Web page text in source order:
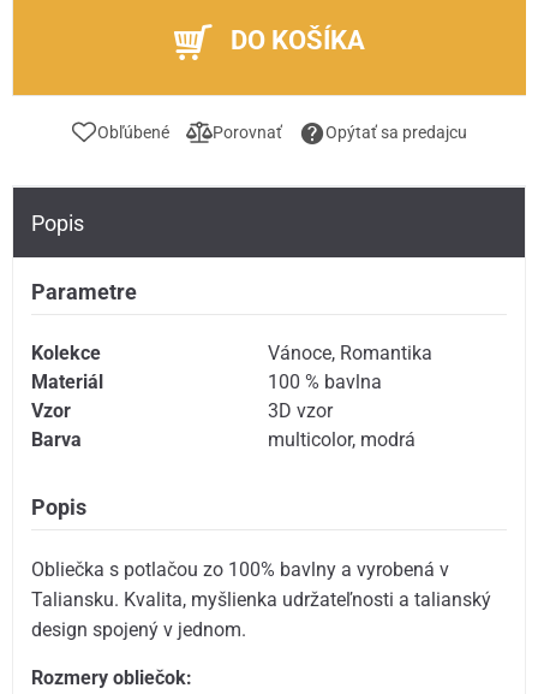
DO KOŠÍKA
Obľúbené Porovnať Opýtať sa predajcu
Popis
Parametre
Kolekce Vánoce, Romantika
Materiál
100 % bavlna
Vzor
3D vzor
Barva
multicolor, modrá
Popis
Obliečka s potlačou zo 100% bavlny a vyrobená v
Taliansku. Kvalita, myšlienka udržateľnosti a talianský
design spojený v jednom.
Rozmery obliečok: